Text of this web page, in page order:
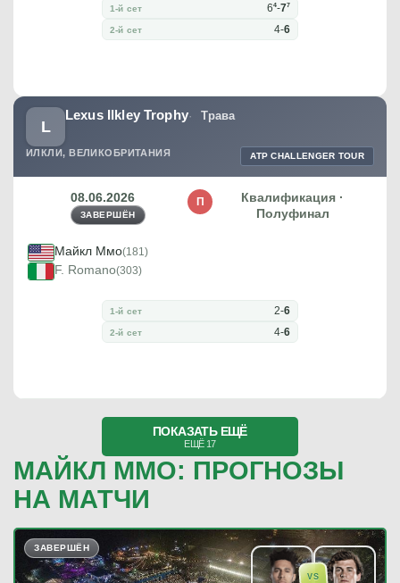
1-й сет 64-77
2-й сет 4-6
L
Lexus Ilkley Trophy Трава
ИЛКЛИ, ВЕЛИКОБРИТАНИЯ ATP CHALLENGER TOUR
08.06.2026
ЗАВЕРШЁН
Квалификация ·
Полуфинал
П
Майкл Ммо(181)
F. Romano(303)
1-й сет 2-6
2-й сет 4-6
ПОКАЗАТЬ ЕЩЁ
ЕЩЁ 17
МАЙКЛ ММО: ПРОГНОЗЫ
НА МАТЧИ
VS
ЗАВЕРШЁН